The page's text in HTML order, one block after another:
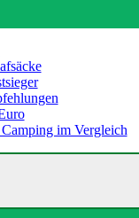
im Vergleich